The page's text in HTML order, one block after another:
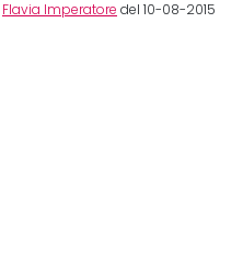
Flavia Imperatore del 10-08-2015